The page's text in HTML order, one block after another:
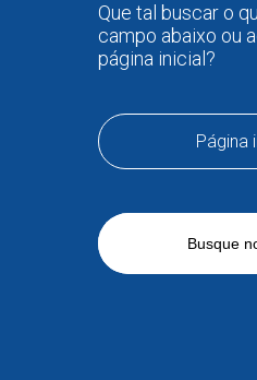
Que tal buscar o
campo abaixo ou
página inicial?
Página